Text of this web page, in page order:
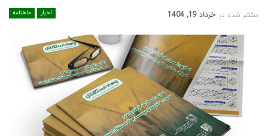
اخبار ماهنامه منتشر شده در خرداد 19, 1404